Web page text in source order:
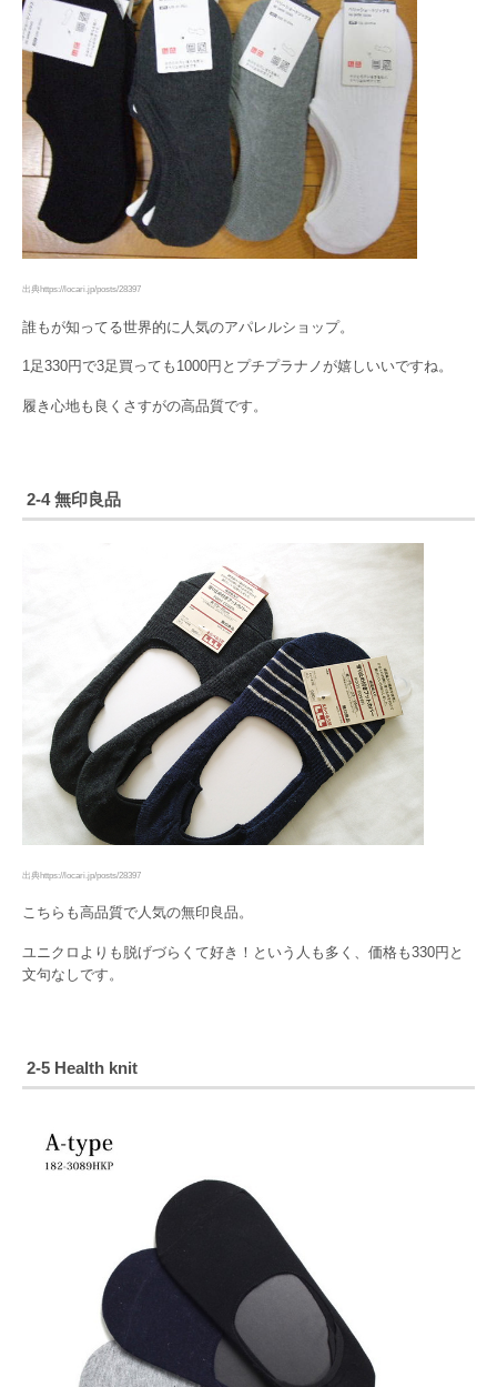
出典https://locari.jp/posts/28397
誰もが知ってる世界的に人気のアパレルショップ。
1足330円で3足買っても1000円とプチプラナノが嬉しいいですね。
履き心地も良くさすがの高品質です。
2-4 無印良品
出典https://locari.jp/posts/28397
こちらも高品質で人気の無印良品。
ユニクロよりも脱げづらくて好き！という人も多く、価格も330円と
文句なしです。
2-5 Health knit